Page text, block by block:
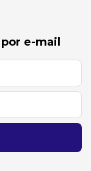
e-mail